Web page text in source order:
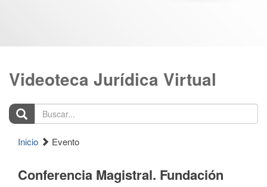
Videoteca Jurídica Virtual
Buscar...
Inicio Evento
Conferencia Magistral. Fundación